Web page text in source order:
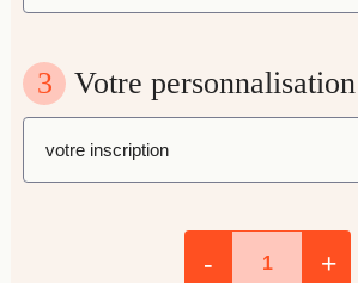
3 Votre
- +